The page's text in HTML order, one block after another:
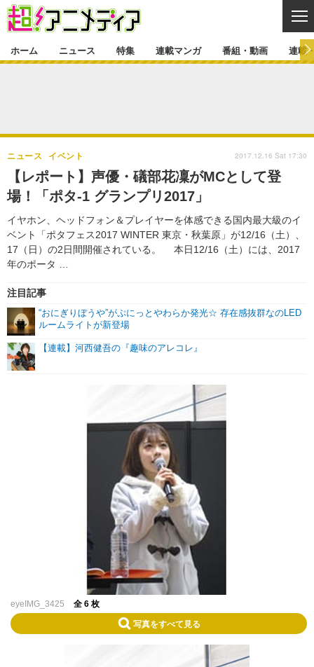
ゲーム・アプリ マンガ
グッズ
声優 コスプレ
舞台 新帝スタ
特集一覧 カバー
ラキりす
連載マンガ
連載マンガ一覧
番組・動画
番組・動画一覧
動画
連載・ブログ
連載・ブログ一覧 コラム
編集部ブログ・お知らせ
ホーム ニュース 特集 連載マンガ 番組・動画 連載
【レポート】声優・礒部花凜がMCとして登
場！「ポタ-1 グランプリ2017」
イヤホン、ヘッドフォン＆プレイヤーを体感できる国内最大級のイ
ベント「ポタフェス2017 WINTER 東京・秋葉原」が12/16（土）、
17（日）の2日間開催されている。 本日12/16（土）には、2017
年のポータ …
ニュース イベント
注目記事
“おにぎりぼうや”がぷにっとやわらか発光☆ 存在感抜群なのLED
ルームライトが新登場
【連載】河西健吾の『趣味のアレコレ』
2017.12.16 Sat 17:30
eyeIMG_3425 全 6 枚
写真をすべて見る